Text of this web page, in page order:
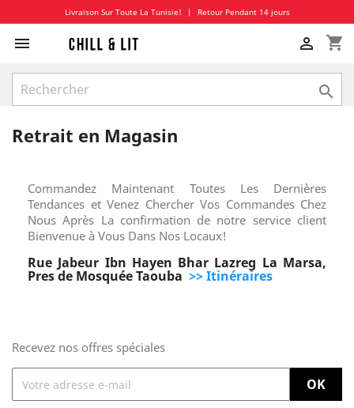
Livraison Sur Toute La Tunisie! | Retour Pendant 14 jours
 shopping_cart


Retrait en Magasin
Commandez Maintenant Toutes Les Dernières
Tendances et Venez Chercher Vos Commandes Chez
Nous Après La confirmation de notre service client
Bienvenue à Vous Dans Nos Locaux!
Rue Jabeur Ibn Hayen Bhar Lazreg La Marsa,
Pres de Mosquée Taouba >> Itinéraires
Recevez nos offres spéciales